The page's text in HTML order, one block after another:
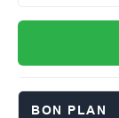
BON PLAN